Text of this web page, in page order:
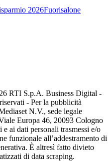
2026Fuorisalone
RTI S.p.A. Business Digital -
- Per la pubblicità
N.V., sede legale
Europa 46, 20093 Cologno
ai dati personali trasmessi e/o
funzionale all’addestramento di
È altresì fatto divieto
di data scraping.